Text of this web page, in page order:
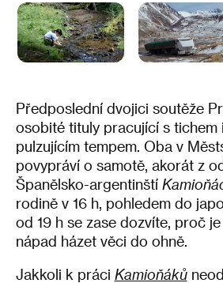
Předposlední dvojici soutěže
osobité tituly pracující s tichem
pulzujícím tempem. Oba v
povypráví o samotě, akorát z
Španělsko-argentinští
rodině v 16 h, pohledem do
od 19 h se zase dozvíte, proč
nápad házet věci do ohně.
Jakkoli k práci Kamioňáků